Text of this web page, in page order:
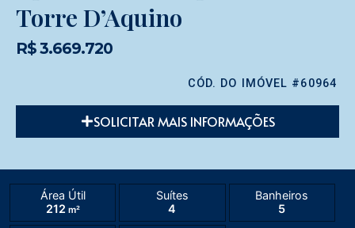
Torre D’Aquino
R$ 3.669.720
CÓD. DO IMÓVEL #60964
SOLICITAR MAIS INFORMAÇÕES
Área Útil
212 m²
Suítes
4
Banheiros
5